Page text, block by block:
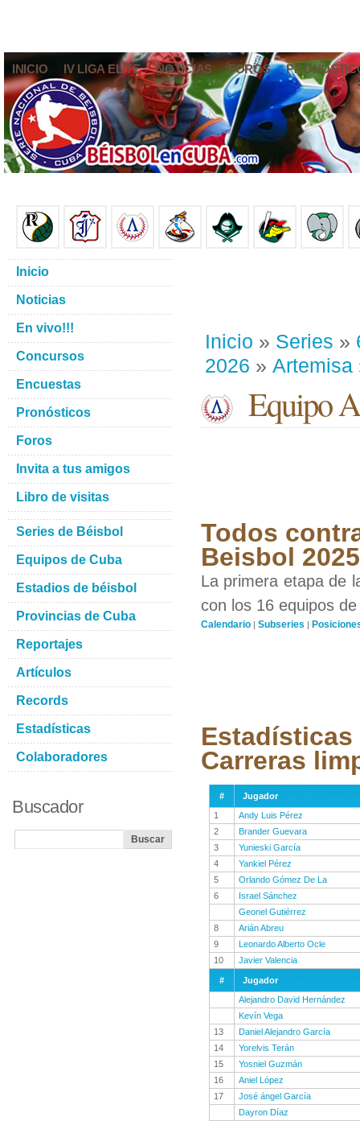
INICIO IV LIGA ELITE NOTICIAS FOROS
Inicio » Series »
2026 » Artemisa
Equipo
Todos
Beisbol
La primera etapa de
con los 16 equipos
Calendario | Subseries |
Carreras
#
Jugador
1
Andy Luis Pérez
2
Brander Guevara
3
Yunieski García
4
Yankiel Pérez
5
Orlando Gómez De La
6
Israel Sánchez
Geonel Gutiérrez
8
Arián Abreu
9
Leonardo Alberto Ocle
10
Javier Valencia
#
Jugador
Alejandro David Hernández
Kevín Vega
13
Daniel Alejandro García
14
Yorelvis Terán
15
Yosniel Guzmán
16
Aniel López
17
José ángel García
Dayron Díaz
Inicio
Noticias
En vivo!!!
Concursos
Encuestas
Pronósticos
Foros
Invita a tus amigos
Libro de visitas
Series de Béisbol
Equipos de Cuba
Estadios de béisbol
Provincias de Cuba
Reportajes
Artículos
Records
Estadísticas
Colaboradores
Buscador